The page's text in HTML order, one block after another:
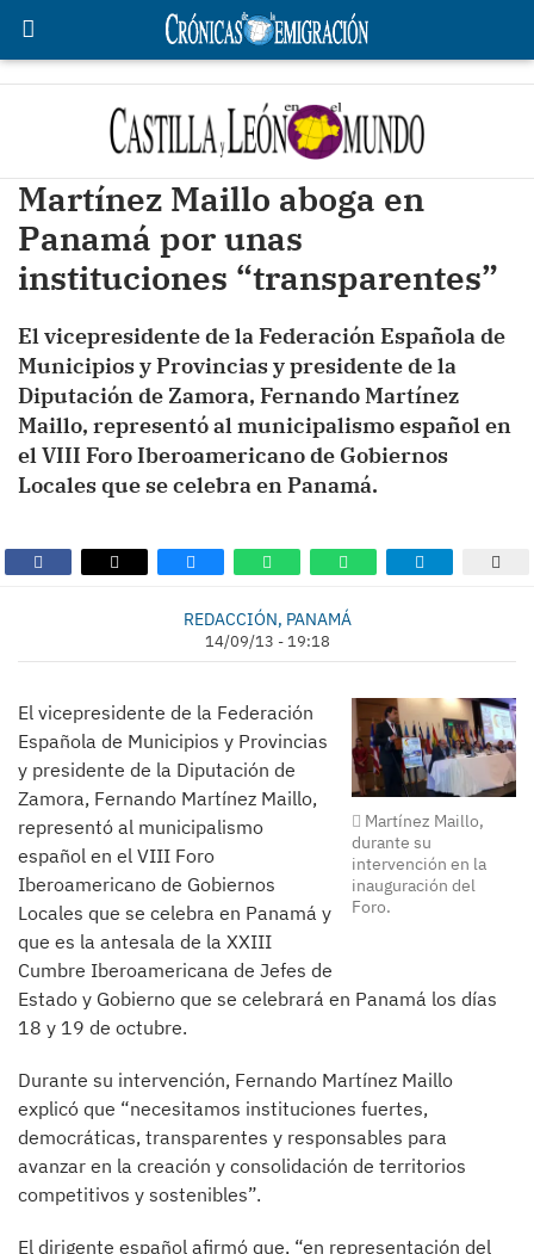
Martínez Maillo aboga en
Panamá por unas
instituciones “transparentes”
El vicepresidente de la Federación Española de
Municipios y Provincias y presidente de la
Diputación de Zamora, Fernando Martínez
Maillo, representó al municipalismo español en
el VIII Foro Iberoamericano de Gobiernos
Locales que se celebra en Panamá.
REDACCIÓN, PANAMÁ
14/09/13 - 19:18
Martínez Maillo,
durante su
intervención en la
inauguración del
Foro.
El vicepresidente de la Federación
Española de Municipios y Provincias
y presidente de la Diputación de
Zamora, Fernando Martínez Maillo,
representó al municipalismo
español en el VIII Foro
Iberoamericano de Gobiernos
Locales que se celebra en Panamá y
que es la antesala de la XXIII
Cumbre Iberoamericana de Jefes de
Estado y Gobierno que se celebrará en Panamá los días
18 y 19 de octubre.
Durante su intervención, Fernando Martínez Maillo
explicó que “necesitamos instituciones fuertes,
democráticas, transparentes y responsables para
avanzar en la creación y consolidación de territorios
competitivos y sostenibles”.
El dirigente español afirmó que, “en representación del